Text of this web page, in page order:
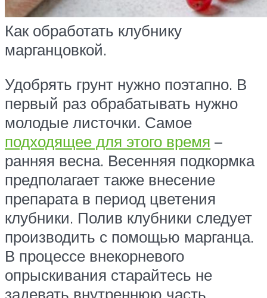
Как обработать клубнику
марганцовкой.
Удобрять грунт нужно поэтапно. В
первый раз обрабатывать нужно
молодые листочки. Самое
подходящее для этого время –
ранняя весна. Весенняя подкормка
предполагает также внесение
препарата в период цветения
клубники. Полив клубники следует
производить с помощью марганца.
В процессе внекорневого
опрыскивания старайтесь не
задевать внутреннюю часть